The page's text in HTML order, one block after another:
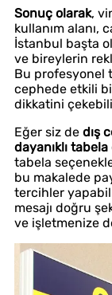
Sonuç olarak,
kullanım alanı,
İstanbul başta
ve bireylerin
Bu profesyonel
cephede etkili
dikkatini
Eğer siz de dış
dayanıklı
tabela
bu makalede
tercihler
mesajı doğru
ve işletmenize